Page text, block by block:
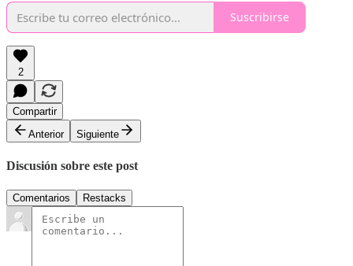
Suscribirse
2
Compartir
Anterior
Siguiente
Discusión sobre este post
Comentarios Restacks